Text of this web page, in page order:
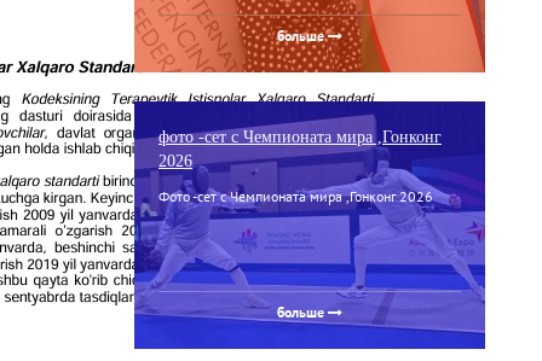
больше
фото -сет с Чемпионата мира ,Гонконг
2026
Фото -сет с Чемпионата мира ,Гонконг 2026
больше